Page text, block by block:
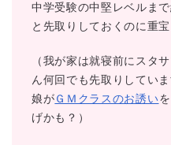
中学受験の中堅レベルま
と先取りしておくのに重宝
（我が家は就寝前にスタ
ん何回でも先取りしていま
娘が ＧＭクラスのお誘い
げかも？）